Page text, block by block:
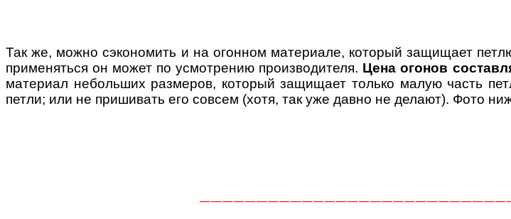
Так же, можно сэкономить и на огонном материале, который защищает
применяться он может по усмотрению производителя. Цена огонов
материал небольших размеров, который защищает только малую часть
петли; или не пришивать его совсем (хотя, так уже давно не делают). Фото